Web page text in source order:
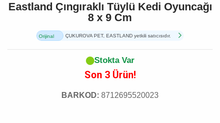
Eastland Çıngıraklı Tüylü Kedi Oyuncağı
8 x 9 Cm
Orijinal
ÇUKUROVA PET, EASTLAND yetkili satıcısıdır.
Stokta Var
Son 3 Ürün!
BARKOD: 8712695520023